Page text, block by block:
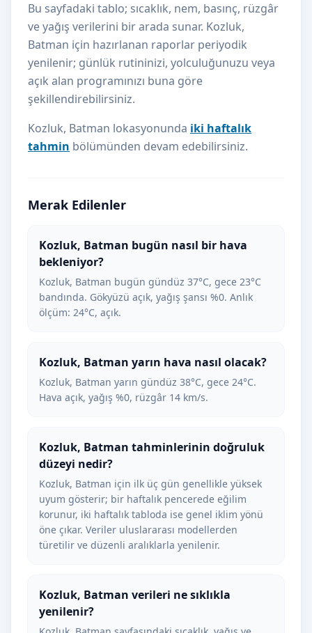
Bu sayfadaki tablo; sıcaklık, nem, basınç, rüzgâr
ve yağış verilerini bir arada sunar. Kozluk,
Batman için hazırlanan raporlar periyodik
yenilenir; günlük rutininizi, yolculuğunuzu veya
açık alan programınızı buna göre
şekillendirebilirsiniz.
Kozluk, Batman lokasyonunda iki haftalık
tahmin bölümünden devam edebilirsiniz.
Merak Edilenler
Kozluk, Batman bugün nasıl bir hava
bekleniyor?
Kozluk, Batman bugün gündüz 37°C, gece 23°C
bandında. Gökyüzü açık, yağış şansı %0. Anlık
ölçüm: 24°C, açık.
Kozluk, Batman yarın hava nasıl olacak?
Kozluk, Batman yarın gündüz 38°C, gece 24°C.
Hava açık, yağış %0, rüzgâr 14 km/s.
Kozluk, Batman tahminlerinin doğruluk
düzeyi nedir?
Kozluk, Batman için ilk üç gün genellikle yüksek
uyum gösterir; bir haftalık pencerede eğilim
korunur, iki haftalık tabloda ise genel iklim yönü
öne çıkar. Veriler uluslararası modellerden
türetilir ve düzenli aralıklarla yenilenir.
Kozluk, Batman verileri ne sıklıkla
yenilenir?